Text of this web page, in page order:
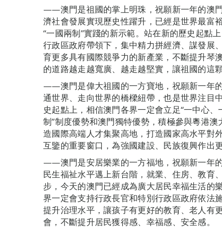
——澳門是祖國的掌上明珠，祝願新一年的澳
濟社會發展實現歷史性躍升，已經是世界最富
“一國兩制”實踐的新示範。站在新的歷史起點
行政區政府帶領下，集中精力拼經濟、謀發展
育更多具有國際競爭力的新產業，不斷提升琴
的道路越走越寬廣、越走越堅實，讓祖國的這
——澳門是偉大祖國的一方寶地，祝願新一年
通世界、走向世界的橋樑紐帶，也是世界注目
史起點上，相信澳門各界一定會立足“一中心
制”制度優勢和澳門獨特優勢，積極參與粵港
造國際高端人才集聚高地，打造國家高水平對
互鑒的重要窗口，為強國建設、民族復興作出更
——澳門是安居樂業的一方福地，祝願新一年
民生福祉水平邁上新台階，就業、住房、教育
步，今天的澳門已經成為廣大居民幸福生活的
界一定會支持行政長官和特別行政區政府依法
提升治理水平，讓孩子有更好的教育、老人有
會，不斷提升居民獲得感、幸福感、安全感。